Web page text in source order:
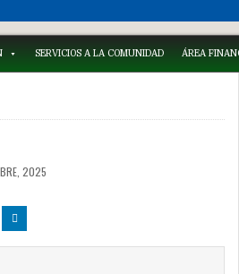
SERVICIOS A LA COMUNIDAD ÁREA
2025